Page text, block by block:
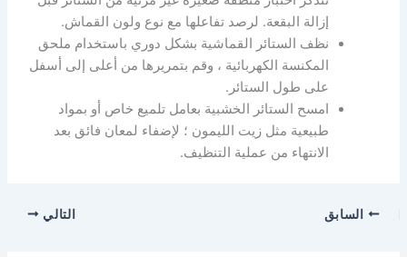
إزالة البقعة. لرصد تفاعلها مع نوع ولون القماش.
نظف الستائر القماشية بشكل دوري باستخدام ملحق
المكنسة الكهربائية ، وقم بتمريرها من أعلى إلى أسفل
على طول الستائر.
امسح الستائر الخشبية بعامل تلميع خاص أو بمواد
طبيعية مثل زيت الليمون ؛ لإضفاء لمعان فائق بعد
الانتهاء من عملية التنظيف.
السابق التالي